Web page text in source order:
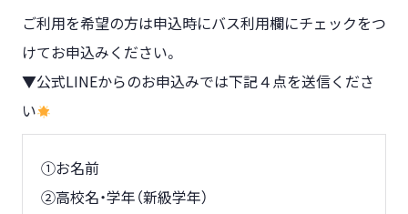
ご利用を希望の方は申込時にバス利用欄にチェックをつ
けてお申込みください。
▼公式LINEからのお申込みでは下記４点を送信くださ
い
①お名前
②高校名・学年（新級学年）